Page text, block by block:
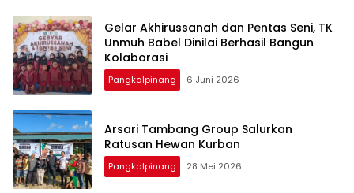
‎Gelar Akhirussanah dan Pentas Seni, TK
Unmuh Babel Dinilai Berhasil Bangun
Pangkalpinang 6 Juni 2026
‎Arsari Tambang Group Salurkan
Ratusan Hewan Kurban
Pangkalpinang 28 Mei 2026